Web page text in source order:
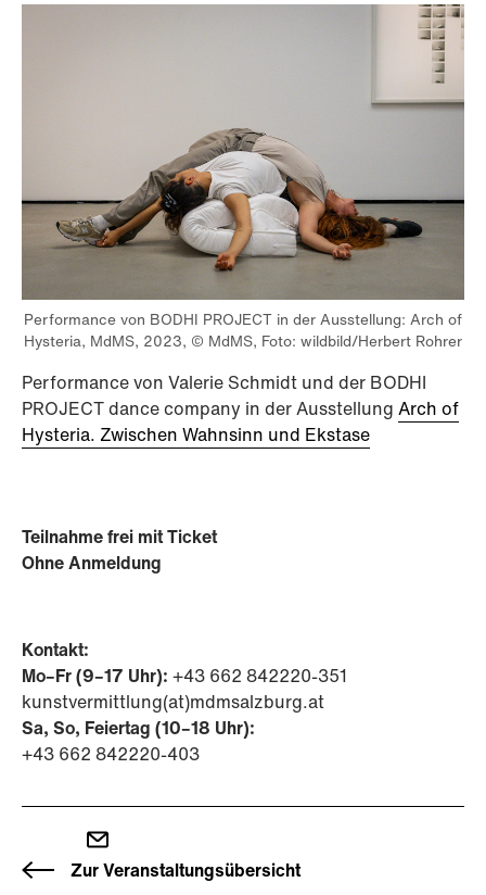
Performance von BODHI PROJECT in der Ausstellung: Arch of
Hysteria, MdMS, 2023, © MdMS, Foto: wildbild/Herbert Rohrer
Performance von Valerie Schmidt und der BODHI
PROJECT dance company in der Ausstellung Arch of
Hysteria. Zwischen Wahnsinn und Ekstase
Teilnahme frei mit Ticket
Ohne Anmeldung
Kontakt:
Mo–Fr (9–17 Uhr): +43 662 842220-351
kunstvermittlung(at)mdmsalzburg.at
Sa, So, Feiertag (10–18 Uhr):
+43 662 842220-403
Zur Veranstaltungsübersicht